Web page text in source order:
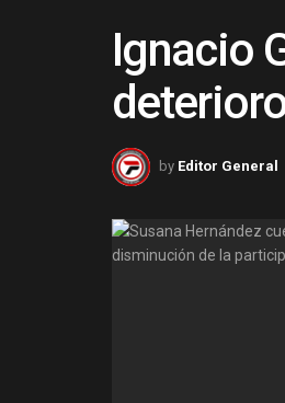
Ignacio
by Editor General